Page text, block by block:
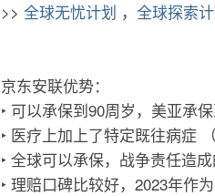
>> 全球无忧计划 ， 全球探索
京东安联优势：
‣ 可以承保到90周岁，美亚承
‣ 医疗上加上了特定既往病症
‣ 全球可以承保，战争责任造
‣ 理赔口碑比较好，2023年作